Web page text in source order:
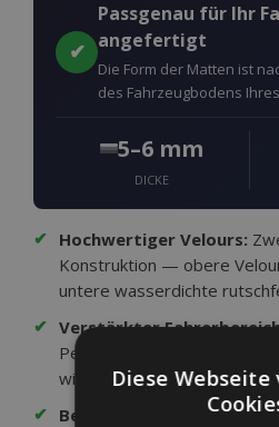
✔
Passgenau für Ihr
angefertigt
Die Form der Matten ist
des Fahrzeugbodens
5–6 mm
DICKE
✔ Hochwertiger Velours:
Konstruktion — obere
untere wasserdichte
✔ Verstärkter
Pedalen ist zusätzlich
widerstandsfähiger gegen
✔ Befestigung am
Diese